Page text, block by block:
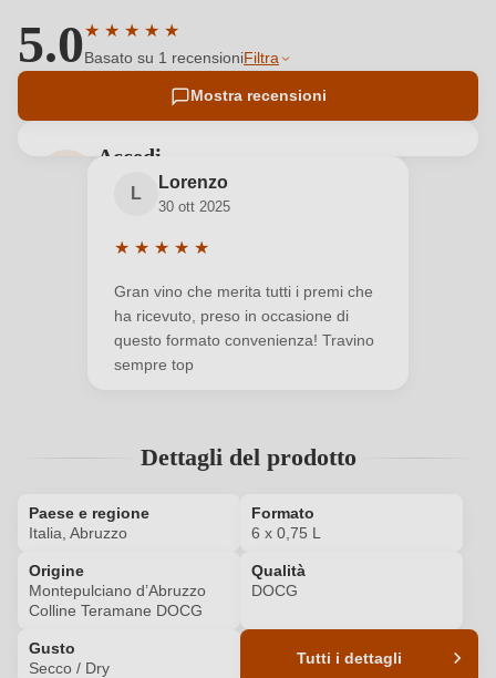
5.0★ ★ ★ ★ ★
Valutazione media di 5 su 5 stelle
Basato su 1 recensioniFiltra
Mostra recensioni
Accedi
Accedi per poter lasciare una recensione. Non
ancora registrato?
Nuovo cliente? Registrati
Il tuo indirizzo e-mail
ACCEDI
L
Lorenzo
30 ott 2025
★ ★ ★ ★ ★
Gran vino che merita tutti i premi che
ha ricevuto, preso in occasione di
questo formato convenienza! Travino
sempre top
Dettagli del prodotto
Paese e regione
Italia, Abruzzo
Formato
6 x 0,75 L
Origine
Montepulciano d’Abruzzo
Colline Teramane DOCG
Qualità
DOCG
Gusto
Secco / Dry
Tutti i dettagli